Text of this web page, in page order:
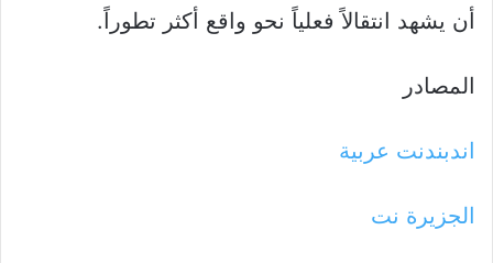
أن يشهد انتقالاً فعلياً نحو واقع أكثر تطوراً.
المصادر
اندبندنت عربية
الجزيرة نت